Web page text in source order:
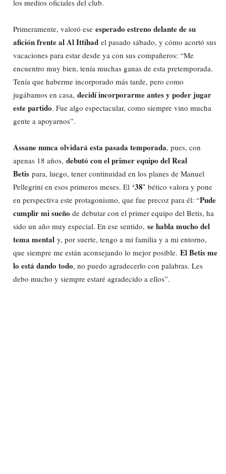
los medios oficiales del club.
Primeramente, valoró ese esperado estreno delante de su
afición frente al Al Ittihad el pasado sábado, y cómo acortó sus
vacaciones para estar desde ya con sus compañeros: “Me
encuentro muy bien, tenía muchas ganas de esta pretemporada.
Tenía que haberme incorporado más tarde, pero como
jugábamos en casa, decidí incorporarme antes y poder jugar
este partido. Fue algo espectacular, como siempre vino mucha
gente a apoyarnos”.
Assane nunca olvidará esta pasada temporada, pues, con
apenas 18 años, debutó con el primer equipo del Real
Betis para, luego, tener continuidad en los planes de Manuel
Pellegrini en esos primeros meses. El ‘38’ bético valora y pone
en perspectiva este protagonismo, que fue precoz para él: “Pude
cumplir mi sueño de debutar con el primer equipo del Betis, ha
sido un año muy especial. En ese sentido, se habla mucho del
tema mental y, por suerte, tengo a mi familia y a mi entorno,
que siempre me están aconsejando lo mejor posible. El Betis me
lo está dando todo, no puedo agradecerlo con palabras. Les
debo mucho y siempre estaré agradecido a ellos”.